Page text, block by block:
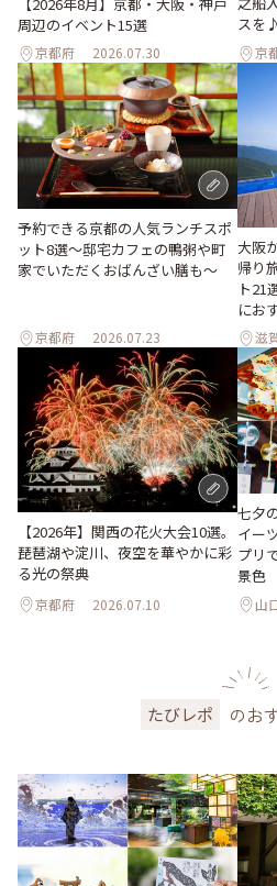
周辺のイベント15選
京都府 2026.07.30
スを♪
京
予約できる京都の人気ランチスポ
ット8選～邸宅カフェの鴨粥や町
家でいただくおばんざい膳も～
京都府 2026.07.23
大阪
帰り
ト21
にお
滋
【2026年】関西の花火大会10選。
琵琶湖や淀川、夜空を華やかに彩
る光の祭典
京都府 2026.07.10
七夕
イー
プリ
景色
山
たびレポ のお